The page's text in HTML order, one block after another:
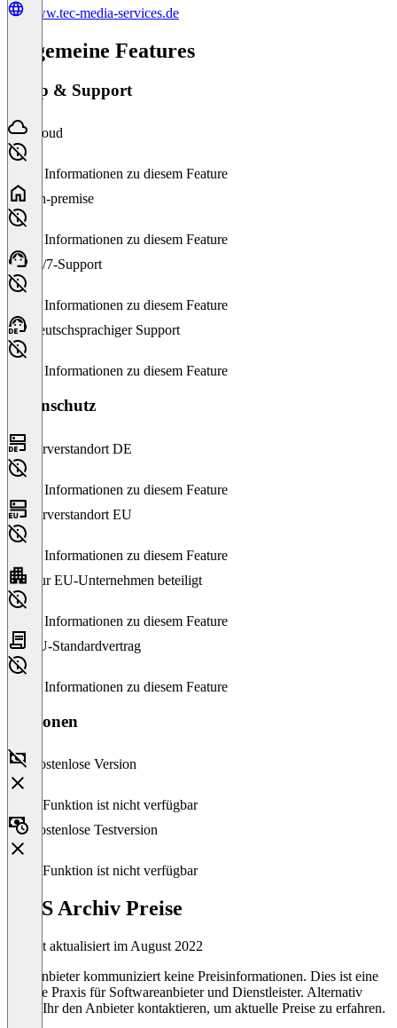
www.tec-media-services.de
Allgemeine Features
Setup & Support
Cloud
Keine Informationen zu diesem Feature
On-premise
Keine Informationen zu diesem Feature
24/7-Support
Keine Informationen zu diesem Feature
Deutschsprachiger Support
Keine Informationen zu diesem Feature
Datenschutz
Serverstandort DE
Keine Informationen zu diesem Feature
Serverstandort EU
Keine Informationen zu diesem Feature
Nur EU-Unternehmen beteiligt
Keine Informationen zu diesem Feature
EU-Standardvertrag
Keine Informationen zu diesem Feature
Versionen
Kostenlose Version
Diese Funktion ist nicht verfügbar
Kostenlose Testversion
Diese Funktion ist nicht verfügbar
TMS Archiv Preise
Zuletzt aktualisiert im August 2022
Der Anbieter kommuniziert keine Preisinformationen. Dies ist eine
übliche Praxis für Softwareanbieter und Dienstleister. Alternativ
könnt Ihr den Anbieter kontaktieren, um aktuelle Preise zu erfahren.